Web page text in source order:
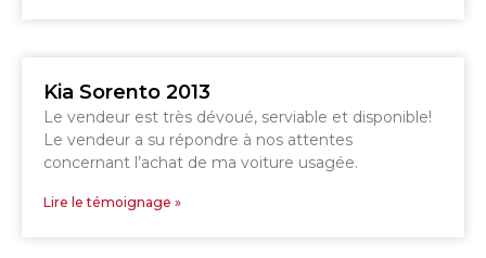
Kia Sorento 2013
Le vendeur est très dévoué, serviable et disponible!
Le vendeur a su répondre à nos attentes
concernant l’achat de ma voiture usagée.
Lire le témoignage »